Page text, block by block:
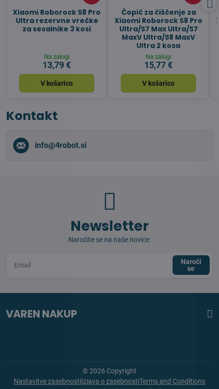
Xiaomi Roborock S8 Pro
Ultra rezervne vrečke
za sesalnike 3 kosi
Na zalogi
13,79 €
V košarico
Čopič za čiščenje za
Xiaomi Roborock S8 Pro
Ultra/S7 Max Ultra/S7
MaxV Ultra/S8 MaxV
Ultra 2 kosa
Na zalogi
15,77 €
V košarico
Kontakt
info​@4robot​.si
Newsletter
Naročite se na naše novice:
Naroči
se
VAREN NAKUP
©2026 Copyright
Nastavitve zasebnostiIzjava o zasebnostiTerms and Conditions